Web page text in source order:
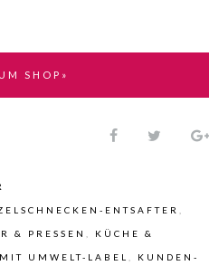
SHOP»
ENTSAFTER
& PRESSEN KÜCHE &
UMWELT-LABEL KUNDEN-